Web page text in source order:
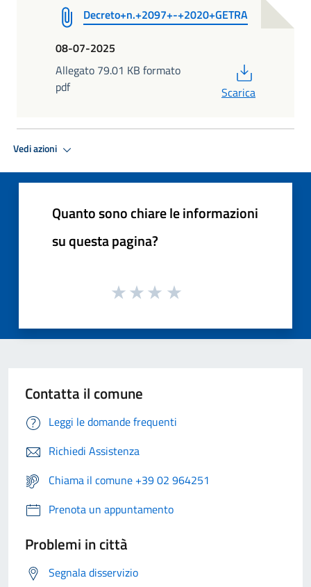
Decreto+n.+2097+-+2020+GETRA
08-07-2025
Allegato 79.01 KB formato
pdf
Scarica
Vedi azioni
Quanto sono chiare le informazioni
su questa pagina?
Contatta il comune
Leggi le domande frequenti
Richiedi Assistenza
Chiama il comune +39 02 964251
Prenota un appuntamento
Problemi in città
Segnala disservizio